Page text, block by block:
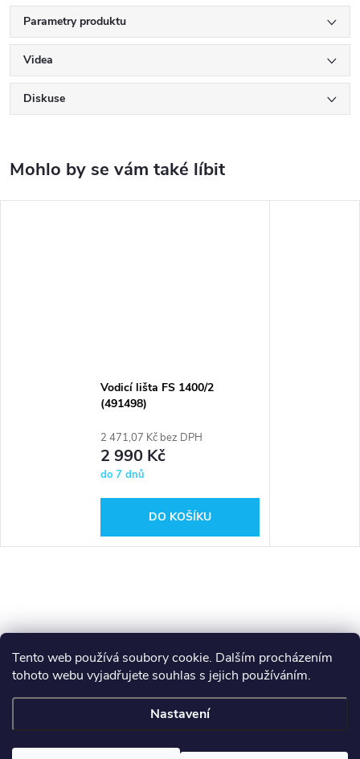
Tento web používá soubory cookie. Dalším procházením
tohoto webu vyjadřujete souhlas s jejich používáním.
Nastavení
Parametry produktu
Videa
Diskuse
Vodicí lišta FS 1400/2
(491498)
2 471,07 Kč bez DPH
2 990 Kč
do 7 dnů
DO KOŠÍKU
Z
á
GAMA - NÁŘADÍ. Všechna práva vyhrazena.